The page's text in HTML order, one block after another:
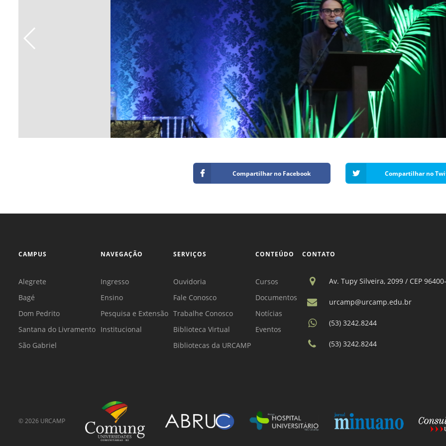
Compartilhar no Facebook Compartilhar no
CAMPUS
Alegrete
Bagé
Dom Pedrito
Santana do Livramento
São Gabriel
NAVEGAÇÃO
Ingresso
Ensino
Pesquisa e Extensão
Institucional
SERVIÇOS
Ouvidoria
Fale Conosco
Trabalhe Conosco
Biblioteca Virtual
Bibliotecas da URCAMP
CONTEÚDO
Cursos
Documentos
Notícias
Eventos
CONTATO
Av. Tupy Silveira, 2099 / CEP
urcamp@urcamp.edu.br
(53) 3242.8244
(53) 3242.8244
©2026 URCAMP